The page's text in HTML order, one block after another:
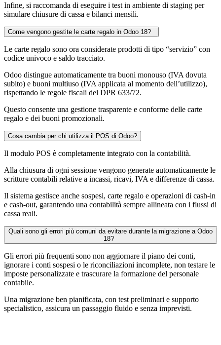
Infine, si raccomanda di eseguire i test in ambiente di staging per
simulare chiusure di cassa e bilanci mensili.
Le carte regalo sono ora considerate prodotti di tipo “servizio” con
codice univoco e saldo tracciato.
Odoo distingue automaticamente tra buoni monouso (IVA dovuta
subito) e buoni multiuso (IVA applicata al momento dell’utilizzo),
rispettando le regole fiscali del DPR 633/72.
Questo consente una gestione trasparente e conforme delle carte
regalo e dei buoni promozionali.
Cosa cambia per chi utilizza il POS di Odoo?
Il modulo POS è completamente integrato con la contabilità.
Alla chiusura di ogni sessione vengono generate automaticamente le
scritture contabili relative a incassi, ricavi, IVA e differenze di cassa.
Il sistema gestisce anche sospesi, carte regalo e operazioni di cash-in
e cash-out, garantendo una contabilità sempre allineata con i flussi di
cassa reali.
Quali sono gli errori più comuni da evitare durante la migrazione a Odoo
Gli errori più frequenti sono non aggiornare il piano dei conti,
ignorare i conti sospesi o le riconciliazioni incomplete, non testare le
imposte personalizzate e trascurare la formazione del personale
contabile.
Una migrazione ben pianificata, con test preliminari e supporto
specialistico, assicura un passaggio fluido e senza imprevisti.